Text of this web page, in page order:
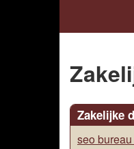
Zakelijke
seo